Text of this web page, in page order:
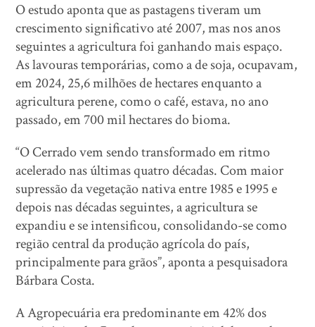
O estudo aponta que as pastagens tiveram um
crescimento significativo até 2007, mas nos anos
seguintes a agricultura foi ganhando mais espaço.
As lavouras temporárias, como a de soja, ocupavam,
em 2024, 25,6 milhões de hectares enquanto a
agricultura perene, como o café, estava, no ano
passado, em 700 mil hectares do bioma.
“O Cerrado vem sendo transformado em ritmo
acelerado nas últimas quatro décadas. Com maior
supressão da vegetação nativa entre 1985 e 1995 e
depois nas décadas seguintes, a agricultura se
expandiu e se intensificou, consolidando-se como
região central da produção agrícola do país,
principalmente para grãos”, aponta a pesquisadora
Bárbara Costa.
A Agropecuária era predominante em 42% dos